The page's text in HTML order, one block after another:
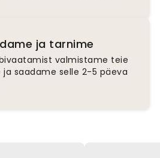
ja tarnime
valmistame teie
ja saadame selle 2-5 päeva